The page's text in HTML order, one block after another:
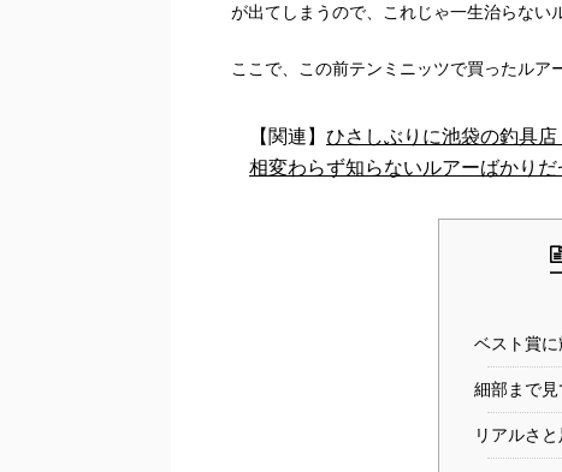
が出てしまうので、これじゃ一生治らない
ここで、この前テンミニッツで買ったルア
【関連】 ひさしぶりに池袋の釣具
相変わらず知らないルアーばかりだ
ベスト賞
細部まで見
リアルさ